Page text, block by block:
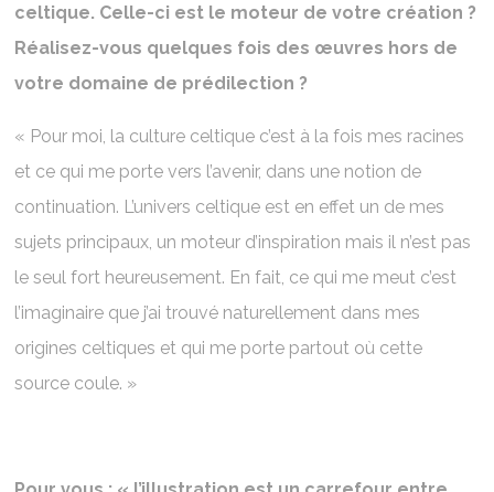
celtique. Celle-ci est le moteur de votre création ?
Réalisez-vous quelques fois des œuvres hors de
votre domaine de prédilection ?
« Pour moi, la culture celtique c’est à la fois mes racines
et ce qui me porte vers l’avenir, dans une notion de
continuation. L’univers celtique est en effet un de mes
sujets principaux, un moteur d’inspiration mais il n’est pas
le seul fort heureusement. En fait, ce qui me meut c’est
l’imaginaire que j’ai trouvé naturellement dans mes
origines celtiques et qui me porte partout où cette
source coule. »